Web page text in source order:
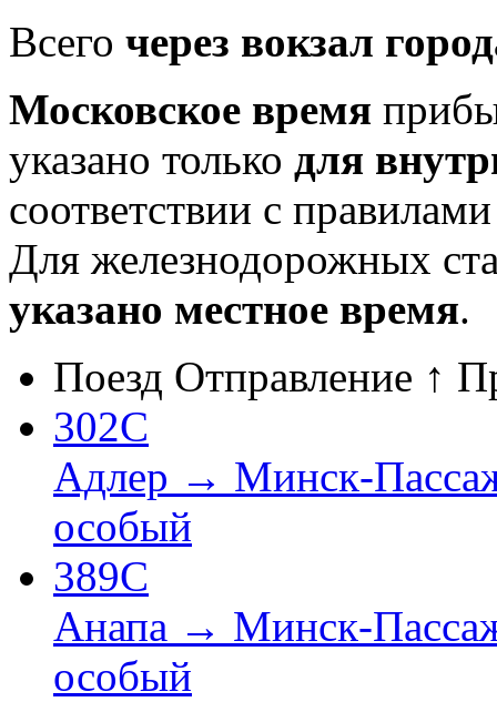
Всего через вокзал
Московское время
указано только для
соответствии с
Для железнодорожных
указано местное время.
Поезд Отправление ↑
302С
Адлер → Минск-
особый
389С
Анапа → Минск-
особый